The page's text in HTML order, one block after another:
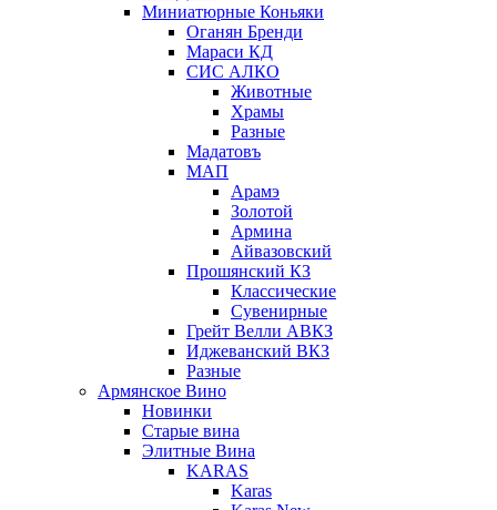
Миниатюрные Коньяки
Оганян Бренди
Мараси КД
СИС АЛКО
Животные
Храмы
Разные
Мадатовъ
МАП
Арамэ
Золотой
Армина
Айвазовский
Прошянский КЗ
Классические
Сувенирные
Грейт Велли АВКЗ
Иджеванский ВКЗ
Разные
Армянское Вино
Новинки
Старые вина
Элитные Вина
KARAS
Karas